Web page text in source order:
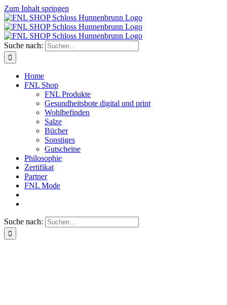
Zum Inhalt springen
Suche nach:
Home
FNL Shop
FNL Produkte
Gesundheitsbote digital und print
Wohlbefinden
Salze
Bücher
Sonstiges
Gutscheine
Philosophie
Zertifikat
Partner
FNL Mode
Suche nach: